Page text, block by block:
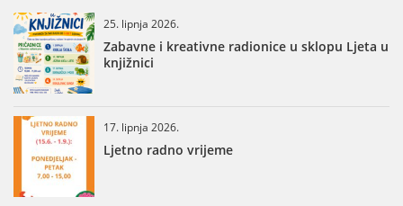
25. lipnja 2026.
Zabavne i kreativne radionice u sklopu Ljeta u
knjižnici
17. lipnja 2026.
Ljetno radno vrijeme